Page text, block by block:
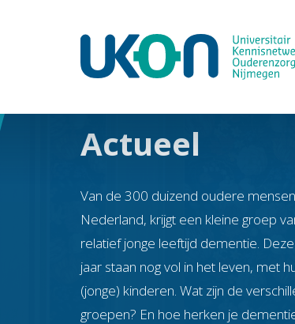
Actueel
Van de 300 duizend oudere
Nederland, krijgt een kleine groep
relatief jonge leeftijd dementie.
jaar staan nog vol in het leven, met
(jonge) kinderen. Wat zijn de
groepen? En hoe herken je